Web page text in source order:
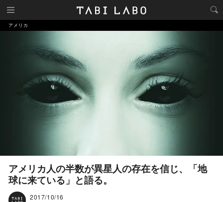
アメリカ
アメリカ人の半数が異星人の存在を信じ、「地
球に来ている」と語る。
2017/10/16